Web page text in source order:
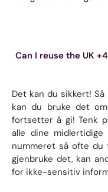
Can I reuse the UK
Det kan du sikkert!
kan du bruke det
fortsetter å gi! Tenk
alle dine
nummeret så ofte du
gjenbruke det, kan
for ikke-sensitiv